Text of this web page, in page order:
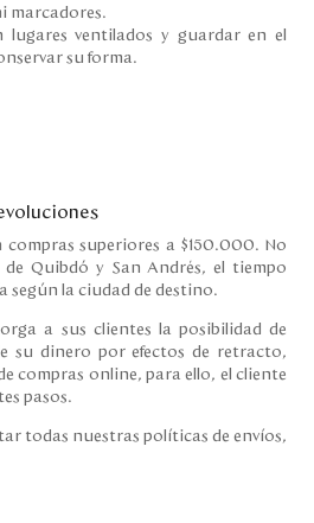
marcadores.
lugares ventilados y guardar en el
su forma.
superiores a $150.000. No
de Quibdó y San Andrés, el tiempo
según la ciudad de destino.
a sus clientes la posibilidad de
su dinero por efectos de retracto,
compras online, para ello, el cliente
pasos.
todas nuestras políticas de envíos,